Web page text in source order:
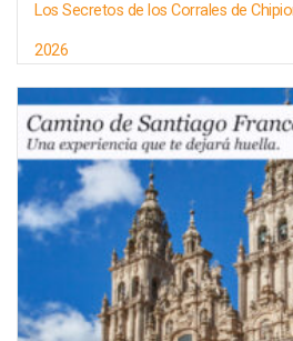
Los Secretos de los Corrales de
2026